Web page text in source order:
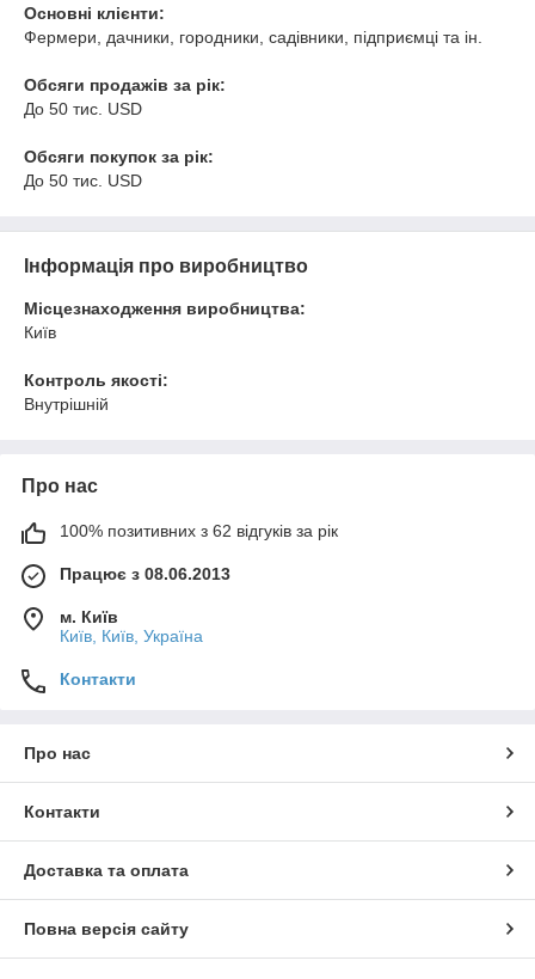
Основні клієнти:
Фермери, дачники, городники, садівники, підприємці та ін.
Обсяги продажів за рік:
До 50 тис. USD
Обсяги покупок за рік:
До 50 тис. USD
Інформація про виробництво
Місцезнаходження виробництва:
Київ
Контроль якості:
Внутрішній
Про нас
100% позитивних з 62 відгуків за рік
Працює з 08.06.2013
м. Київ
Київ, Київ, Україна
Контакти
Про нас
Контакти
Доставка та оплата
Повна версія сайту